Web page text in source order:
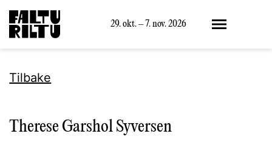
29. okt. – 7. nov. 2026 Meny
Tilbake
Therese Garshol Syversen